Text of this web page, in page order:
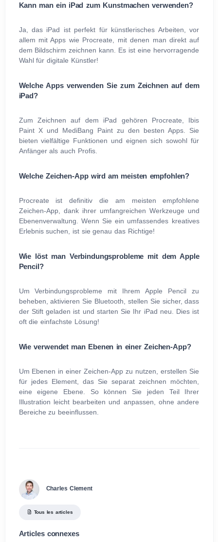
Kann man ein iPad zum Kunstmachen verwenden?
Ja, das iPad ist perfekt für künstlerisches Arbeiten, vor
allem mit Apps wie Procreate, mit denen man direkt auf
dem Bildschirm zeichnen kann. Es ist eine hervorragende
Wahl für digitale Künstler!
Welche Apps verwenden Sie zum Zeichnen auf dem
iPad?
Zum Zeichnen auf dem iPad gehören Procreate, Ibis
Paint X und MediBang Paint zu den besten Apps. Sie
bieten vielfältige Funktionen und eignen sich sowohl für
Anfänger als auch Profis.
Welche Zeichen-App wird am meisten empfohlen?
Procreate ist definitiv die am meisten empfohlene
Zeichen-App, dank ihrer umfangreichen Werkzeuge und
Ebenenverwaltung. Wenn Sie ein umfassendes kreatives
Erlebnis suchen, ist sie genau das Richtige!
Wie löst man Verbindungsprobleme mit dem Apple
Pencil?
Um Verbindungsprobleme mit Ihrem Apple Pencil zu
beheben, aktivieren Sie Bluetooth, stellen Sie sicher, dass
der Stift geladen ist und starten Sie Ihr iPad neu. Dies ist
oft die einfachste Lösung!
Wie verwendet man Ebenen in einer Zeichen-App?
Um Ebenen in einer Zeichen-App zu nutzen, erstellen Sie
für jedes Element, das Sie separat zeichnen möchten,
eine eigene Ebene. So können Sie jeden Teil Ihrer
Illustration leicht bearbeiten und anpassen, ohne andere
Bereiche zu beeinflussen.
Charles Clement
Tous les articles
Articles connexes